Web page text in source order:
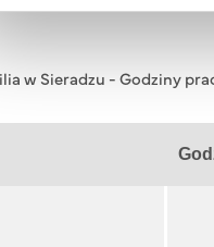
w Sieradzu - Godziny